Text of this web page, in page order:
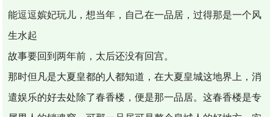
能逗逗嫔妃玩儿，想当年，自己在一品居，过得那是一个风
生水起
故事要回到两年前，太后还没有回宫。
那时但凡是大夏皇都的人都知道，在大夏皇城这地界上，消
遣娱乐的好去处除了春香楼，便是那一品居。这春香楼是专